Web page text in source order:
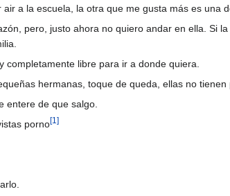
a la escuela, la otra que me gusta más es una
pero, justo ahora no quiero andar en ella. Si
libre para ir a donde quiera.
hermanas, toque de queda, ellas no
entere de que salgo.
porno[1 ]